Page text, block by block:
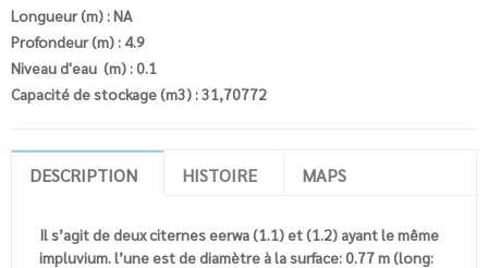
Longueur (m) : NA
Profondeur (m) : 4.9
Niveau d'eau (m) : 0.1
Capacité de stockage (m3) : 31,70772
DESCRIPTION HISTOIRE MAPS
Il s’agit de deux citernes eerwa (1.1) et (1.2) ayant le même
impluvium. l’une est de diamètre à la surface: 0.77 m (long: